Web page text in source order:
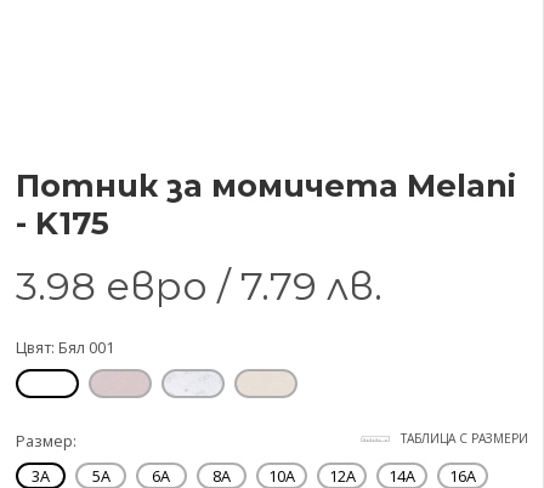
Потник за момичета Melani
- K175
3.98 евро / 7.79 лв.
Цвят: Бял 001
Размер: ТАБЛИЦА С РАЗМЕРИ
3A 5A 6A 8A 10A 12A 14A 16A